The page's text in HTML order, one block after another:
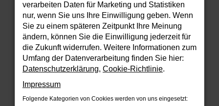
FEHLER: NETWORK ERROR
Beim Laden ist ein Fehler aufgetreten.
Hier sind ein paar Tipps, die dir helfen können:
Überprüfe deine Firewall und deine
Internetverbindung.
Laden andere Webseiten, zum Beispiel
deine Suchmaschine?
verarbeiten Daten für Marketing und Statistiken
nur, wenn Sie uns Ihre Einwilligung geben. Wenn
Sie zu einem späteren Zeitpunkt Ihre Meinung
ändern, können Sie die Einwilligung jederzeit für
die Zukunft widerrufen. Weitere Informationen zum
Umfang der Datenverarbeitung finden Sie hier:
Datenschutzerklärung, Cookie-Richtlinie.
Impressum
Folgende Kategorien von Cookies werden von uns eingesetzt: